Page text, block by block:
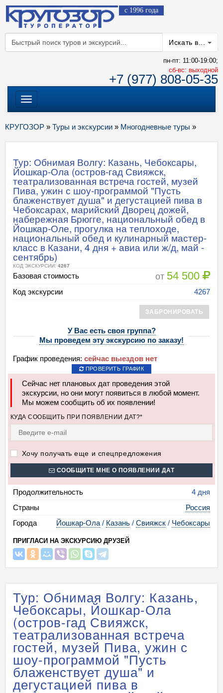
с 1996 года
Искать в...
пн-пт: 11:00-19:00;
cб-вс: выходной
+7 (977) 808-05-35
Меню
КРУГОЗОР » Туры и экскурсии » Многодневные туры »
Тур: Обнимая Волгу: Казань, Чебоксары,
Йошкар-Ола (остров-гад Свияжск,
театрализованная встреча гостей, музей
Пива, ужин с шоу-программой "Пусть
блаженствует душа" и дегустацией пива в
Чебоксарах, марийский Дворец дожей,
набережная Брюгге, национальный обед в
Йошкар-Оле, прогулка на теплоходе,
национальный обед и кулинарный мастер-
класс в Казани, 4 дня + авиа или ж/д, май -
сентябрь)
КОД ЭКСКУРСИИ: 4267
Базовая стоимость от 54 500
Код экскурсии 4267
ЗАБРОНИРОВАТЬ
У Вас есть своя группа?
Мы проведем эту экскурсию по заказу!
График проведения: сейчас выездов нет
ПРОВЕРИТЬ ГРАФИК
Сейчас нет плановых дат проведения этой
экскурсии, но они могут появиться в любой момент.
Мы можем сообщить об их появлении!
КУДА СООБЩИТЬ ПРИ ПОЯВЛЕНИИ ДАТ?*
Хочу получать еще и спецпредложения
СООБЩИТЕ МНЕ О ПОЯВЛЕНИИ ДАТ
Продолжительность
4 дня
Страны
Россия
Города
Йошкар-Ола / Казань / Свияжск / Чебоксары
ПРИГЛАСИ НА ЭКСКУРСИЮ ДРУЗЕЙ
Тур: Обнимая Волгу: Казань,
Чебоксары, Йошкар-Ола
(остров-гад Свияжск,
театрализованная встреча
гостей, музей Пива, ужин с
шоу-программой "Пусть
блаженствует душа" и
дегустацией пива в